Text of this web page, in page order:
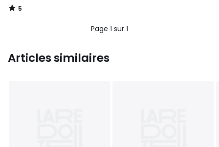
5
/
Page 1 sur 1
Articles similaires